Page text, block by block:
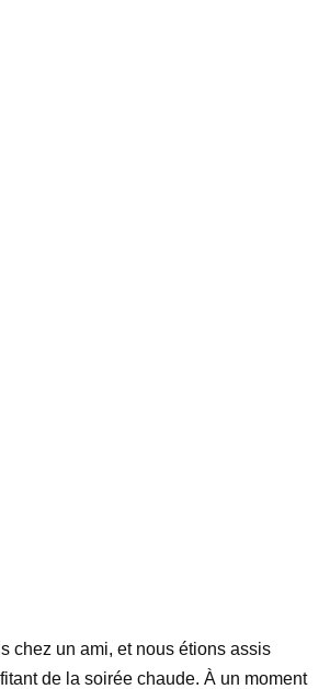
chez un ami, et nous étions assis
de la soirée chaude. À un moment